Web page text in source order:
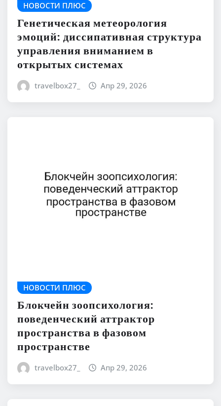
НОВОСТИ ПЛЮС
Генетическая метеорология
эмоций: диссипативная структура
управления вниманием в
открытых системах
travelbox27_ Апр 29, 2026
НОВОСТИ ПЛЮС
Блокчейн зоопсихология:
поведенческий аттрактор
пространства в фазовом
пространстве
travelbox27_ Апр 29, 2026